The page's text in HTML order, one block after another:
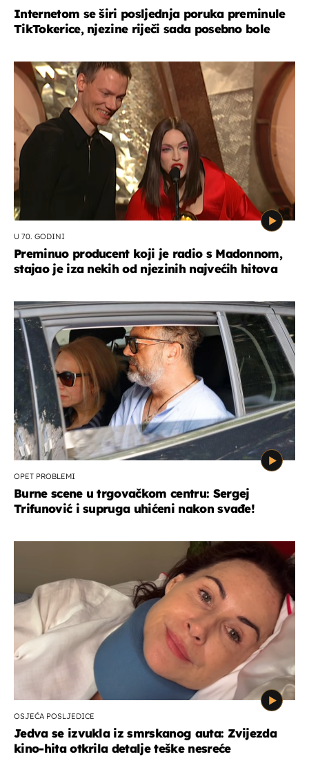
Internetom se širi posljednja poruka preminule
TikTokerice, njezine riječi sada posebno bole
U 70. GODINI
Preminuo producent koji je radio s Madonnom,
stajao je iza nekih od njezinih najvećih hitova
OPET PROBLEMI
Burne scene u trgovačkom centru: Sergej
Trifunović i supruga uhićeni nakon svađe!
OSJEĆA POSLJEDICE
Jedva se izvukla iz smrskanog auta: Zvijezda
kino-hita otkrila detalje teške nesreće